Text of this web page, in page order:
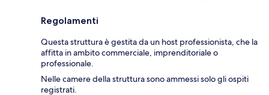
Regolamenti
Questa struttura è gestita da un host professionista, che la
affitta in ambito commerciale, imprenditoriale o
professionale.
Nelle camere della struttura sono ammessi solo gli ospiti
registrati.